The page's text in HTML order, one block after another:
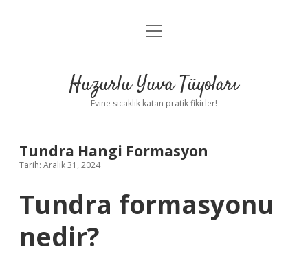
Anasayfa
Yasal Uyarı
menüyü
Huzurlu Yuva Tüyoları
Evine sıcaklık katan pratik fikirler!
Tundra Hangi Formasyon
Tarih: Aralık 31, 2024
Tundra formasyonu
nedir?